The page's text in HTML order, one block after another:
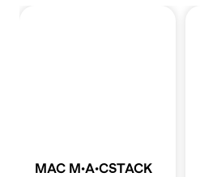
MAC M·A·CSTACK